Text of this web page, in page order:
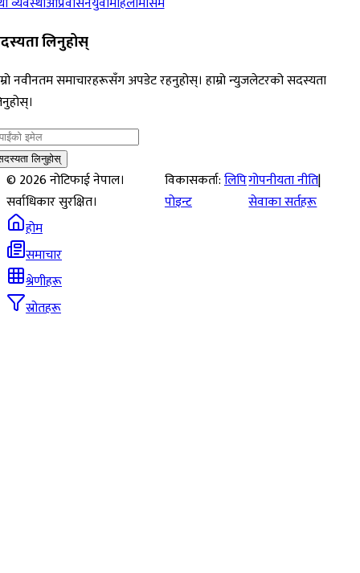
लिनुहोस्
नवीनतम समाचारहरूसँग अपडेट रहनुहोस्। हाम्रो न्युजलेटरको सदस्यता
लिनुहोस्
©2026नोटिफाई नेपाल।
सर्वाधिकार सुरक्षित।
विकासकर्ता:लिपि
पोइन्ट
गोपनीयता नीति|
सेवाका सर्तहरू
होम
समाचार
श्रेणीहरू
स्रोतहरू